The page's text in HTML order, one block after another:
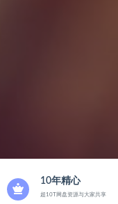
10年精心
超10T网盘资源与大家共享